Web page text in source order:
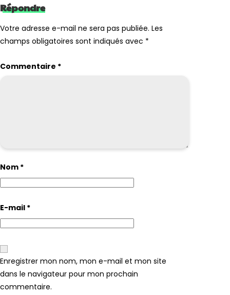
Répondre
Votre adresse e-mail ne sera pas publiée. Les
champs obligatoires sont indiqués avec *
Commentaire *
Nom *
E-mail *
Enregistrer mon nom, mon e-mail et mon site
dans le navigateur pour mon prochain
commentaire.